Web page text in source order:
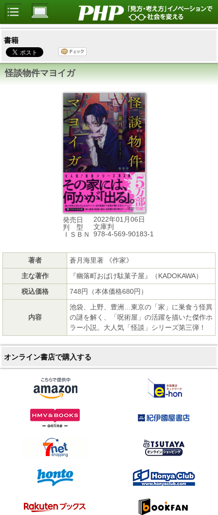
書籍
怪談物件マヨイガ
発売日
2022年01月06日
判 型
文庫判
ＩＳＢＮ
978-4-569-90183-1
著者
蒼月海里著 《作家》
主な著作
『幽落町おばけ駄菓子屋』（KADOKAWA）
税込価格
748円（本体価格680円）
内容
池袋、上野、豊洲…東京の「家」に巣食う怪異
の謎を解く、「呪術屋」の活躍を描いた傑作ホ
ラー小説。大人気「怪談」シリーズ第三弾！
オンライン書店で購入する